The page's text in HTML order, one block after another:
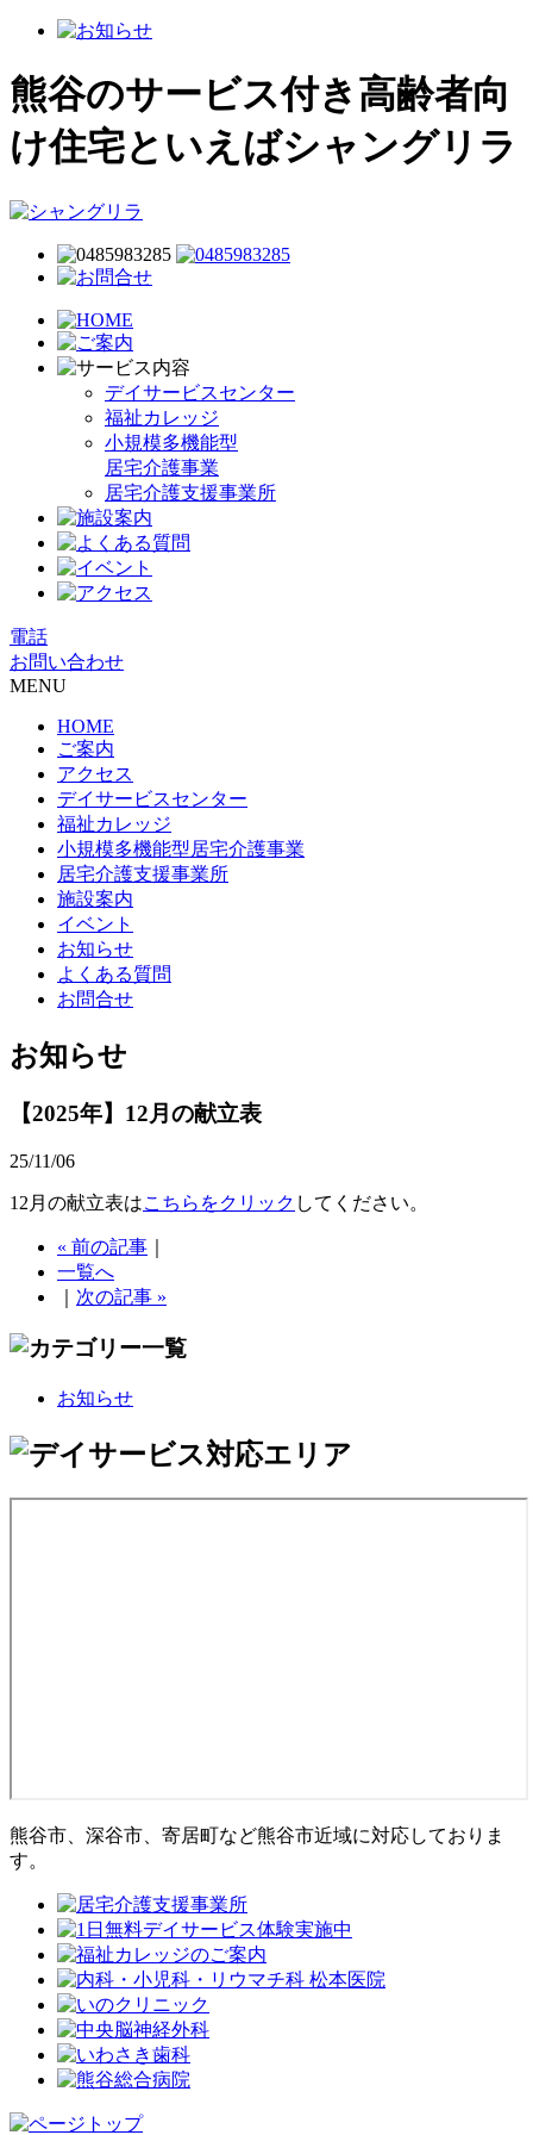
熊谷のサービス付き高齢者向
け住宅といえばシャングリラ
デイサービスセンター
福祉カレッジ
小規模多機能型
居宅介護事業
居宅介護支援事業所
電話
お問い合わせ
MENU
HOME
ご案内
アクセス
デイサービスセンター
福祉カレッジ
小規模多機能型居宅介護事業
居宅介護支援事業所
施設案内
イベント
お知らせ
よくある質問
お問合せ
お知らせ
【2025年】12月の献立表
25/11/06
12月の献立表はこちらをクリック してください。
« 前の記事
一覧へ
次の記事 »
お知らせ
熊谷市、深谷市、寄居町など熊谷市近域に対応しておりま
す。